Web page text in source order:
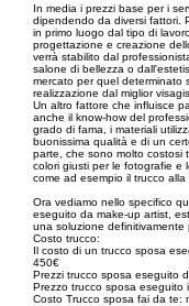
In media i prezzi base per i
dipendendo da diversi fattori.
in primo luogo dal tipo di
progettazione e creazione
verrà stabilito dal
salone di bellezza o
mercato per quel determinato
realizzazione dal miglior
Un altro fattore che influisce
anche il know-how del
grado di fama, i materiali
buonissima qualità e di un
parte, che sono molto costosi
colori giusti per le fotografie e
come ad esempio il trucco alla
Ora vediamo nello specifico
eseguito da make-up artist,
una soluzione definitivamente
Costo trucco:
Il costo di un trucco sposa
450€
Prezzi trucco sposa eseguito
Prezzo trucco sposa eseguito
Costo Trucco sposa fai da te: